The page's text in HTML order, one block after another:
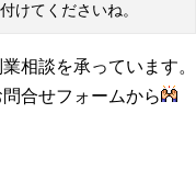
けてくださいね。
相談を承っています。
合せフォームから